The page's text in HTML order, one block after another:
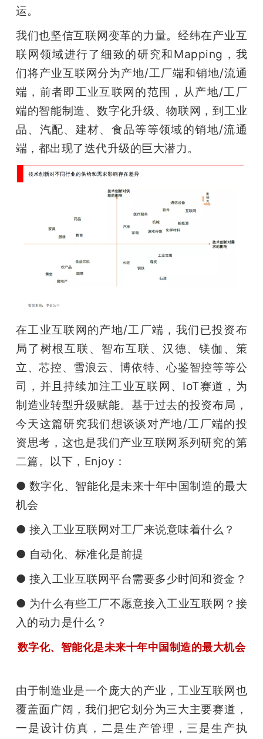
运。
我们也坚信互联网变革的力量。经纬在产业互
联网领域进行了细致的研究和Mapping，我
们将产业互联网分为产地/工厂端和销地/流通
端，前者即工业互联网的范围，从产地/工厂
端的智能制造、数字化升级、物联网，到工业
品、汽配、建材、食品等等领域的销地/流通
端，都出现了迭代升级的巨大潜力。
在工业互联网的产地/工厂端，我们已投资布
局了树根互联、智布互联、汉德、镁伽、策
立、芯控、雪浪云、博依特、心鉴智控等等公
司，并且持续加注工业互联网、IoT赛道，为
制造业转型升级赋能。基于过去的投资布局，
今天这篇研究我们想谈谈对产地/工厂端的投
资思考，这也是我们产业互联网系列研究的第
二篇。以下，Enjoy：
● 数字化、智能化是未来十年中国制造的最大
机会
● 接入工业互联网对工厂来说意味着什么？
● 自动化、标准化是前提
● 接入工业互联网平台需要多少时间和资金？
● 为什么有些工厂不愿意接入工业互联网？接
入的动力是什么？
数字化、智能化是未来十年中国制造的最大机会
由于制造业是一个庞大的产业，工业互联网也
覆盖面广阔，我们把它划分为三大主要赛道，
一是设计仿真，二是生产管理，三是生产执